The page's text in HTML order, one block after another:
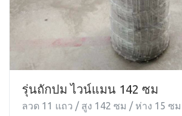
รุ่นถักปม ไวน์แมน 142 ซม
ลวด 11 แถว / สูง 142 ซม / ห่าง 15 ซม